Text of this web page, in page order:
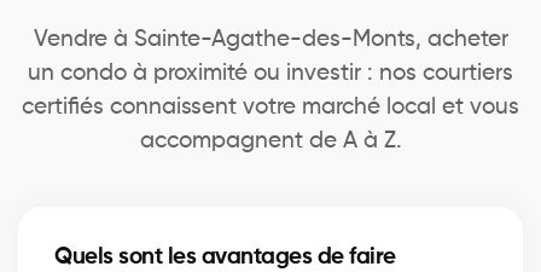
Vendre à Sainte-Agathe-des-Monts, acheter
un condo à proximité ou investir : nos courtiers
certifiés connaissent votre marché local et vous
accompagnent de A à Z.
Quels sont les avantages de faire